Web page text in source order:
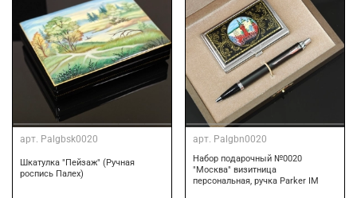
арт. Palgbsk0020
Шкатулка "Пейзаж" (Ручная
роспись Палех)
арт. Palgbn0020
Набор подарочный №0020
"Москва" визитница
персональная, ручка Parker IM